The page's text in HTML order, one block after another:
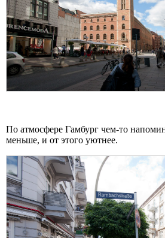
По атмосфере Гамбург чем-то
меньше, и от этого уютнее.